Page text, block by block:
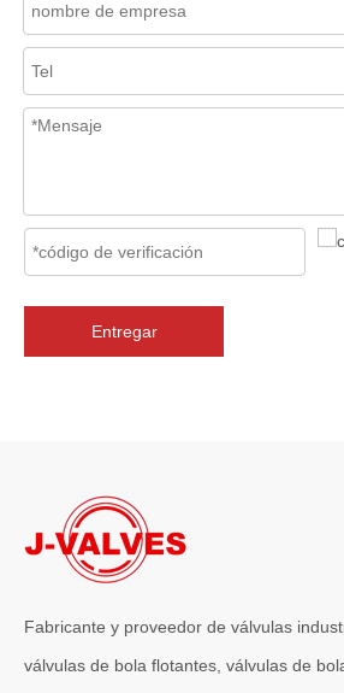
En los sistemas de tuberías
Entregar
Fabricante y proveedor de válvulas
válvulas de bola flotantes, válvulas de